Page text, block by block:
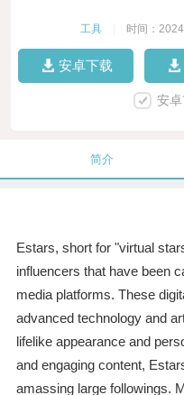
工具 时间：
安卓下载
安
简介
Estars, short for "virtual
influencers that have been
media platforms. These
advanced technology and
lifelike appearance and
and engaging content,
amassing large followings.